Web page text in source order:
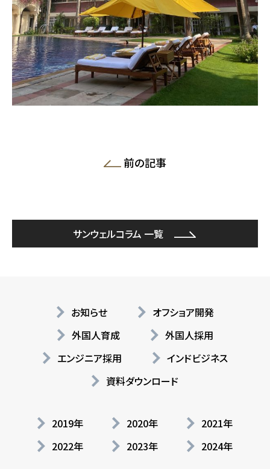
前の記事
サンウェルコラム 一覧
お知らせ
オフショア開発
外国人育成
外国人採用
エンジニア採用
インドビジネス
資料ダウンロード
2019年 2020年
2021年
2022年
2023年 2024年